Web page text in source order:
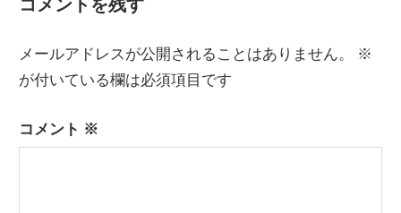
稿
ナ
ビ
ゲ
ー
投
メールアドレスが公開されることはありません。
※
が付いている欄は必須項目です
コメント ※